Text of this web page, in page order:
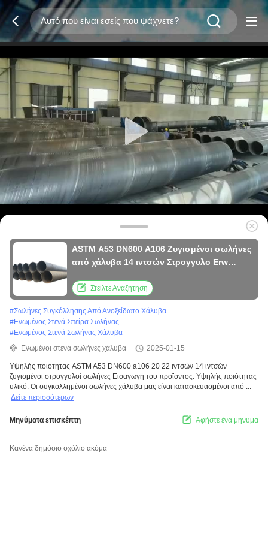
ASTM A53 DN600 A106 Ζυγισμένοι σωλήνες
από χάλυβα 14 ιντσών Στρογγυλο Erw
Στείλτε Αναζήτηση
#Σωλήνες Συγκόλλησης Από Ανοξείδωτο Χάλυβα
#Ενωμένος Στενά Σπείρα Σωλήνας
#Ενωμένος Στενά Σωλήνας Χάλυβα
Ενωμένοι στενά σωλήνες χάλυβα
2025-01-15
Υψηλής ποιότητας ASTM A53 DN600 a106 20 22 ιντσών 14 ιντσών
ζυγισμένοι στρογγυλοί σωλήνες Εισαγωγή του προϊόντος: Υψηλής ποιότητας
υλικό: Οι συγκολλημένοι σωλήνες χάλυβα μας είναι κατασκευασμένοι από ...
Δείτε περισσότερων
Μηνύματα επισκέπτη Αφήστε ένα μήνυμα
Κανένα δημόσιο σχόλιο ακόμα